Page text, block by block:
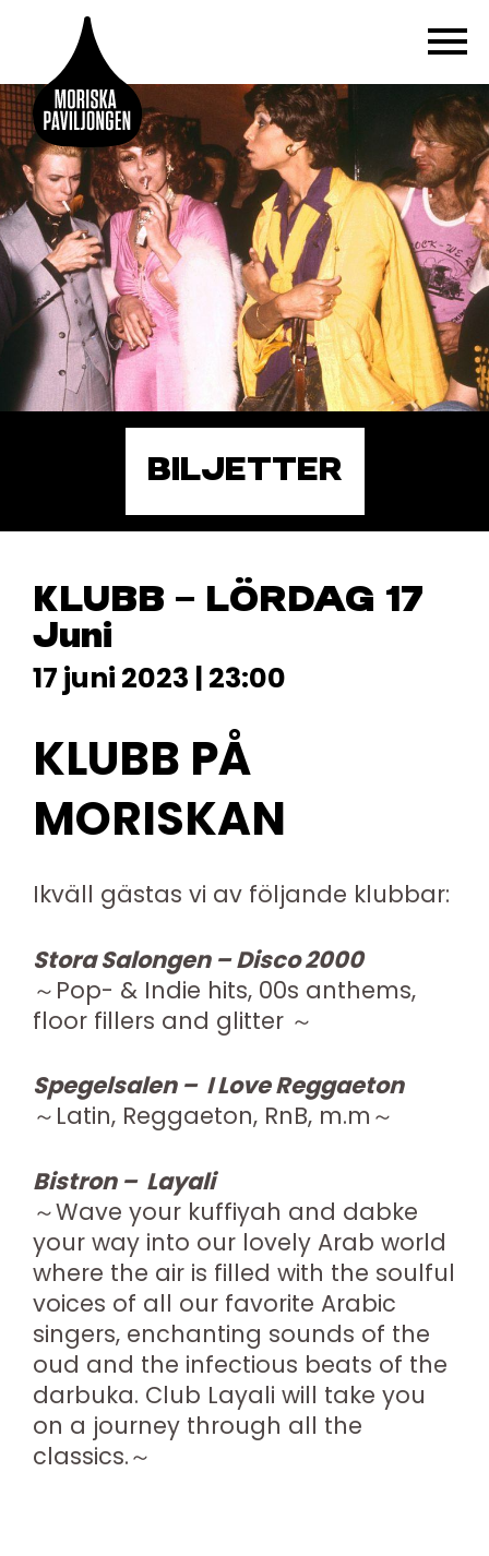
BILJETTER
KLUBB – LÖRDAG 17
Juni
17 juni 2023 | 23:00
KLUBB PÅ
MORISKAN
Ikväll gästas vi av följande klubbar:
Stora Salongen – Disco 2000
～Pop- & Indie hits, 00s anthems,
floor fillers and glitter ～
Spegelsalen – I Love Reggaeton
～Latin, Reggaeton, RnB, m.m～
Bistron – Layali
～Wave your kuffiyah and dabke
your way into our lovely Arab world
where the air is filled with the soulful
voices of all our favorite Arabic
singers, enchanting sounds of the
oud and the infectious beats of the
darbuka. Club Layali will take you
on a journey through all the
classics.～